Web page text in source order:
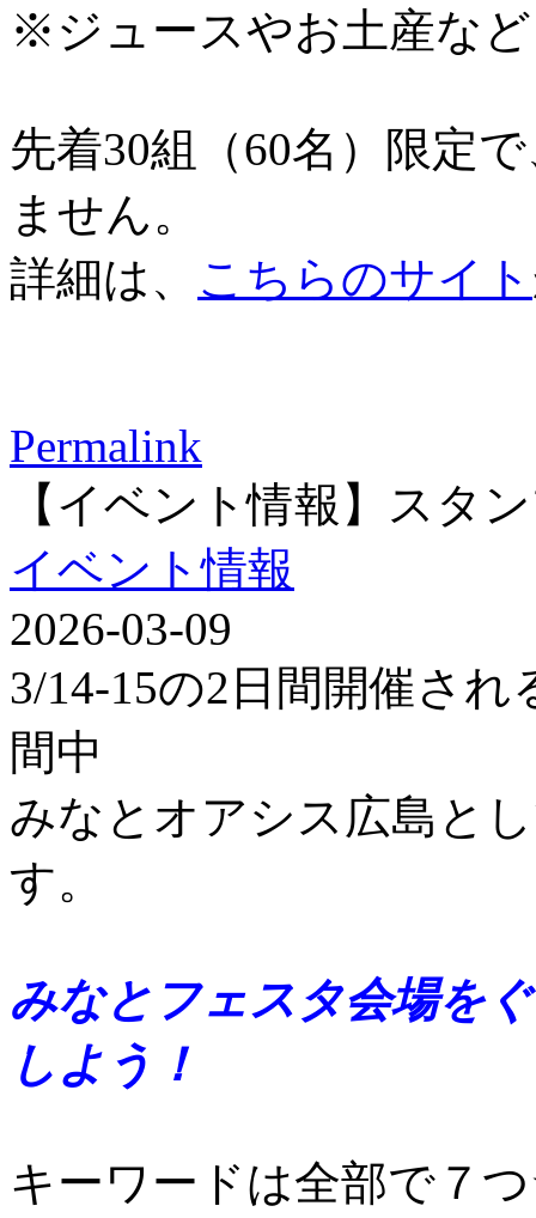
※ジュースやお土産な
先着30組（60名）限定
ません。
詳細は、 こちらのサイト
Permalink
【イベント情報】スタ
イベント情報
2026-03-09
3/14-15の2日間開催さ
間中
みなとオアシス広島と
す。
みなとフェスタ会場を
しよう！
キーワードは全部